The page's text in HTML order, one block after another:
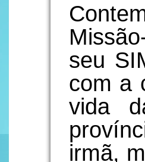
seu
com a
vida
irmã,